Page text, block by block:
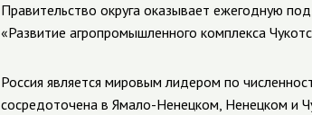
Правительство округа оказывает ежегодную
«Развитие агропромышленного комплекса
Россия является мировым лидером по
сосредоточена в Ямало-Ненецком, Ненецком и